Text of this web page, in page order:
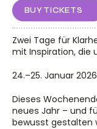
BUY TICKETS
Zwei Tage für
mit Inspiration, die
24.–25. Januar
Dieses
neues Jahr – und
bewusst gestalten